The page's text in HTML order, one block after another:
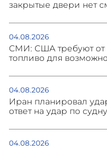
закрытые двери нет
04.08.2026
СМИ: США требуют от
топливо для
04.08.2026
Иран планировал
ответ на удар по судну
04.08.2026